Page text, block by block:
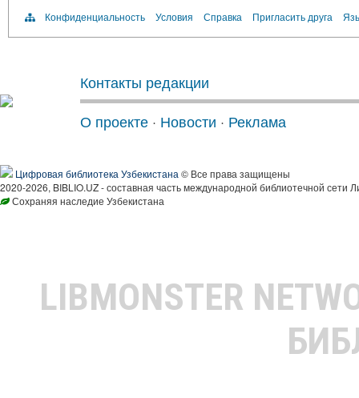
Конфиденциальность Условия Справка Пригласить друга
Контакты редакции
О проекте · Новости · Реклама
Цифровая библиотека Узбекистана © Все права защищены
2020-2026, BIBLIO.UZ - составная часть международной библиотечной сети
Сохраняя наследие Узбекистана
LIBMONSTER